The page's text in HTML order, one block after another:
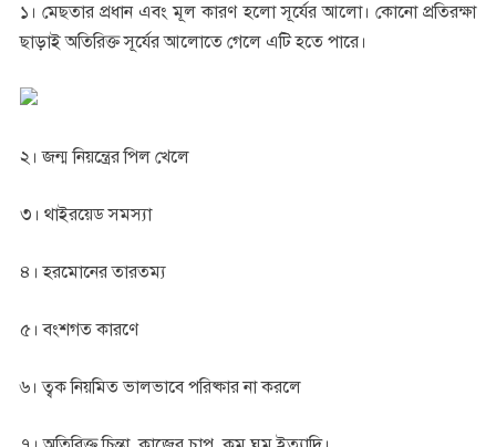
১। মেছতার প্রধান এবং মূল কারণ হলো সূর্যের আলো। কোনো প্রতিরক্ষা
ছাড়াই অতিরিক্ত সূর্যের আলোতে গেলে এটি হতে পারে।
২। জন্ম নিয়ন্ত্রের পিল খেলে
৩। থাইরয়েড সমস্যা
৪। হরমোনের তারতম্য
৫। বংশগত কারণে
৬। ত্বক নিয়মিত ভালভাবে পরিষ্কার না করলে